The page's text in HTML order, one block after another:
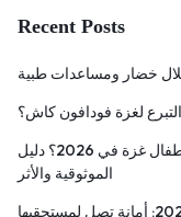
Recent Posts
خضار ومساعدات طبية
لغزة فودافون كاش؟
من قلب الخيام: كيف تصل تبرعاتكم لأطفال غزة في 2026؟ دليل
الموثوقية والأثر